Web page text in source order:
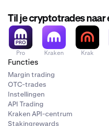
Til je cryptotrades naar
Pro Kraken Krak
Functies
Margin trading
OTC-trades
Instellingen
API Trading
Kraken API-centrum
Stakingrewards